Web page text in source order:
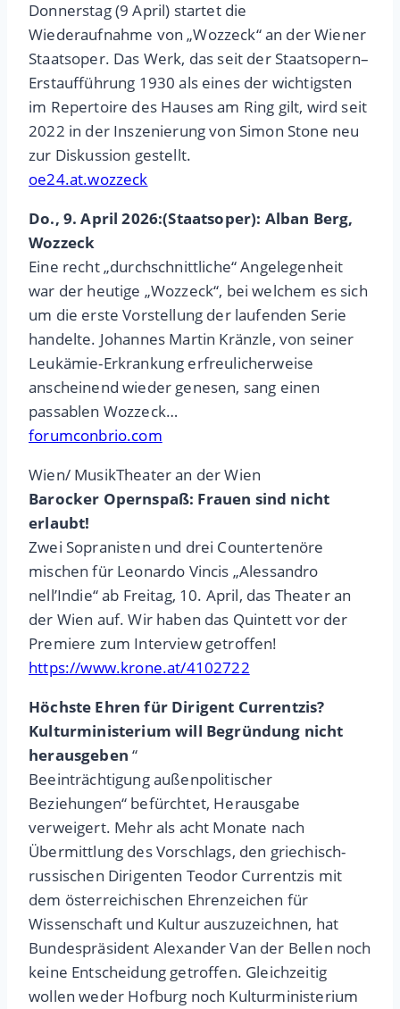
Donnerstag (9 April) startet die
Wiederaufnahme von „Wozzeck“ an der Wiener
Staatsoper. Das Werk, das seit der Staatsopern–
Erstaufführung 1930 als eines der wichtigsten
im Repertoire des Hauses am Ring gilt, wird seit
2022 in der Inszenierung von Simon Stone neu
zur Diskussion gestellt.
oe24.at.wozzeck
Do., 9. April 2026:(Staatsoper): Alban Berg,
Wozzeck
Eine recht „durchschnittliche“ Angelegenheit
war der heutige „Wozzeck“, bei welchem es sich
um die erste Vorstellung der laufenden Serie
handelte. Johannes Martin Kränzle, von seiner
Leukämie-Erkrankung erfreulicherweise
anscheinend wieder genesen, sang einen
passablen Wozzeck…
forumconbrio.com
Wien/ MusikTheater an der Wien
Barocker Opernspaß: Frauen sind nicht
erlaubt!
Zwei Sopranisten und drei Countertenöre
mischen für Leonardo Vincis „Alessandro
nell’Indie“ ab Freitag, 10. April, das Theater an
der Wien auf. Wir haben das Quintett vor der
Premiere zum Interview getroffen!
https://www.krone.at/4102722
Höchste Ehren für Dirigent Currentzis?
Kulturministerium will Begründung nicht
herausgeben “
Beeinträchtigung außenpolitischer
Beziehungen“ befürchtet, Herausgabe
verweigert. Mehr als acht Monate nach
Übermittlung des Vorschlags, den griechisch-
russischen Dirigenten Teodor Currentzis mit
dem österreichischen Ehrenzeichen für
Wissenschaft und Kultur auszuzeichnen, hat
Bundespräsident Alexander Van der Bellen noch
keine Entscheidung getroffen. Gleichzeitig
wollen weder Hofburg noch Kulturministerium